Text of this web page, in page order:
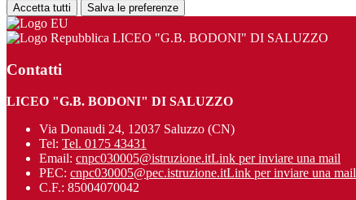
Accetta tutti Salva le preferenze
LICEO "G.B. BODONI" DI SALUZZO
Contatti
LICEO "G.B. BODONI" DI SALUZZO
Via Donaudi 24, 12037 Saluzzo (CN)
Tel: Tel. 0175 43431
Email: cnpc030005@istruzione.itLink per inviare una mail
PEC: cnpc030005@pec.istruzione.itLink per inviare una mail
C.F.: 85004070042